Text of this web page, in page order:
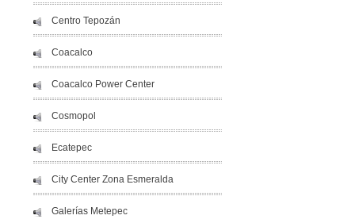
Centro Tepozán
Coacalco
Coacalco Power Center
Cosmopol
Ecatepec
City Center Zona Esmeralda
Galerías Metepec